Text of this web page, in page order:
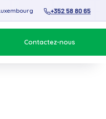
+352 58 80 65
Contactez-nous